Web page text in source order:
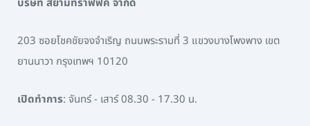
203 ซอยโชคชัยจงจำเริญ ถนนพระรามที่ 3 แขวงบางโพงพาง เขต
ยานนาวา กรุงเทพฯ 10120
เปิดทำการ: จันทร์ - เสาร์ 08.30 - 17.30 น.